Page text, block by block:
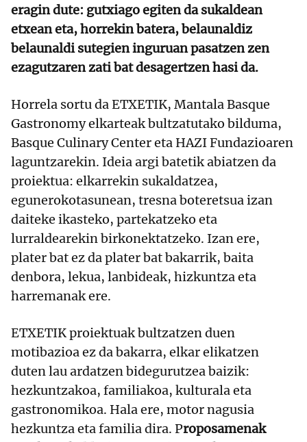
eragin dute: gutxiago egiten da sukaldean
etxean eta, horrekin batera, belaunaldiz
belaunaldi sutegien inguruan pasatzen zen
ezagutzaren zati bat desagertzen hasi da.
Horrela sortu da ETXETIK, Mantala Basque
Gastronomy elkarteak bultzatutako bilduma,
Basque Culinary Center eta HAZI Fundazioaren
laguntzarekin. Ideia argi batetik abiatzen da
proiektua: elkarrekin sukaldatzea,
egunerokotasunean, tresna boteretsua izan
daiteke ikasteko, partekatzeko eta
lurraldearekin birkonektatzeko. Izan ere,
plater bat ez da plater bat bakarrik, baita
denbora, lekua, lanbideak, hizkuntza eta
harremanak ere.
ETXETIK proiektuak bultzatzen duen
motibazioa ez da bakarra, elkar elikatzen
duten lau ardatzen bidegurutzea baizik:
hezkuntzakoa, familiakoa, kulturala eta
gastronomikoa. Hala ere, motor nagusia
hezkuntza eta familia dira. Proposamenak